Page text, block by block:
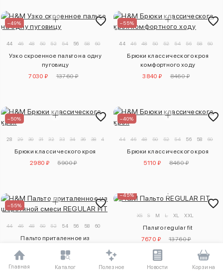
–49%
44 46 48 50 52 54 56 58 60
Узко скроенное пальто на одну
пуговицу
7030 ₽
13760 ₽
–55%
44 46 48 50 52 54 56 58 60
Брюки классического кроя
комфортного ходу
3840 ₽
8460 ₽
–50%
28 29 30 31 32 33 34 36 38 40
Брюки классического кроя
2980 ₽
5900 ₽
–40%
44 46 48 50 52 54 56 58 60
Брюки классического кроя
5110 ₽
8460 ₽
–55%
44 46 48 50 52 54 56 58 60
Пальто приталенное из
17690 ₽
–45%
XS S M L XL XXL
Пальто regular fit
7670 ₽
13760 ₽
Главная Каталог Полезное Новости Корзина